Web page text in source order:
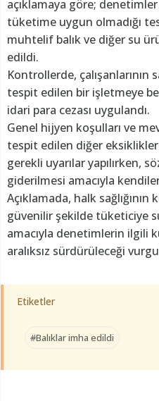
açıklamaya göre; denetimler
tüketime uygun olmadığı
muhtelif balık ve diğer su
edildi.
Kontrollerde, çalışanlarının
tespit edilen bir işletmeye
idari para cezası uygulandı.
Genel hijyen koşulları ve
tespit edilen diğer
gerekli uyarılar yapılırken,
giderilmesi amacıyla
Açıklamada, halk
güvenilir şekilde tüketiciye
amacıyla denetimlerin ilgili
aralıksız sürdürüleceği
Etiketler
#Balıklar imha edildi